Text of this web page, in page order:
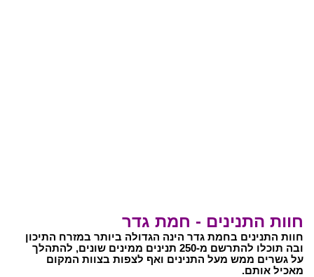
חוות התנינים - חמת גדר
חוות התנינים בחמת גדר הינה הגדולה ביותר במזרח התיכון
ובה תוכלו להתרשם מ-250 תנינים ממינים שונים, להתהלך
על גשרים ממש מעל התנינים ואף לצפות בצוות המקום
מאכיל אותם.